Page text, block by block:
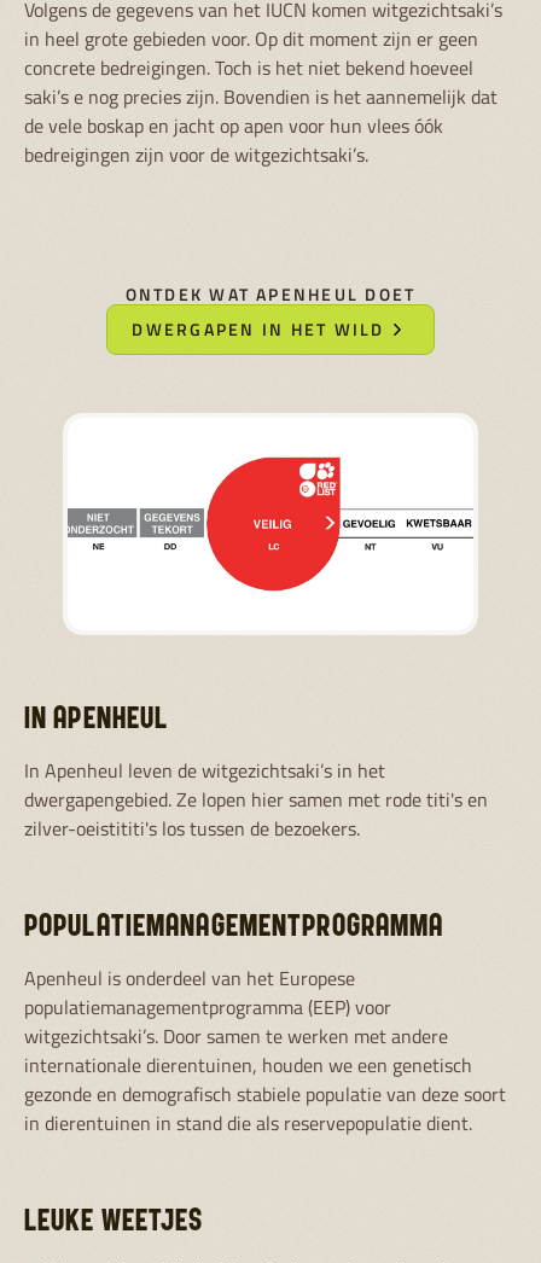
Volgens de gegevens van het IUCN komen witgezichtsaki’s
in heel grote gebieden voor. Op dit moment zijn er geen
concrete bedreigingen. Toch is het niet bekend hoeveel
saki’s e nog precies zijn. Bovendien is het aannemelijk dat
de vele boskap en jacht op apen voor hun vlees óók
bedreigingen zijn voor de witgezichtsaki’s.
ONTDEK WAT APENHEUL DOET
DWERGAPEN IN HET WILD
IN APENHEUL
In Apenheul leven de witgezichtsaki’s in het
dwergapengebied. Ze lopen hier samen met rode titi's en
zilver-oeistititi's los tussen de bezoekers.
POPULATIEMANAGEMENTPROGRAMMA
Apenheul is onderdeel van het Europese
populatiemanagementprogramma (EEP) voor
witgezichtsaki’s. Door samen te werken met andere
internationale dierentuinen, houden we een genetisch
gezonde en demografisch stabiele populatie van deze soort
in dierentuinen in stand die als reservepopulatie dient.
LEUKE WEETJES